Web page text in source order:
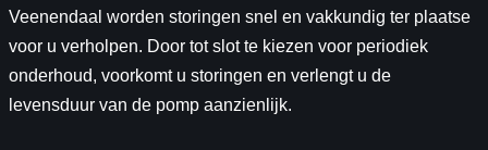
Veenendaal worden storingen snel en vakkundig ter plaatse
voor u verholpen. Door tot slot te kiezen voor periodiek
onderhoud, voorkomt u storingen en verlengt u de
levensduur van de pomp aanzienlijk.